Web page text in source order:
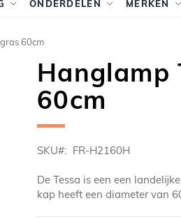
ONDERDELEN MERKEN
60cm
Hanglamp
60cm
SKU FR-H2160H
De Tessa is een een
kap heeft een diameter van